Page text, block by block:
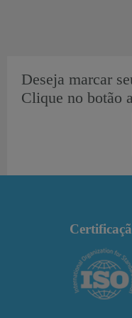
Deseja marcar
Clique no botão